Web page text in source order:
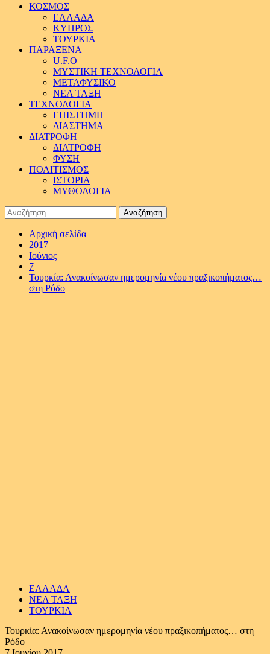
ΚΟΣΜΟΣ
ΕΛΛΑΔΑ
ΚΥΠΡΟΣ
ΤΟΥΡΚΙΑ
ΠΑΡΑΞΕΝΑ
U.F.O
ΜΥΣΤΙΚΗ ΤΕΧΝΟΛΟΓΙΑ
ΜΕΤΑΦΥΣΙΚΟ
ΝΕΑ ΤΑΞΗ
ΤΕΧΝΟΛΟΓΙΑ
ΕΠΙΣΤΗΜΗ
ΔΙΑΣΤΗΜΑ
ΔΙΑΤΡΟΦΗ
ΔΙΑΤΡΟΦΗ
ΦΥΣΗ
ΠΟΛΙΤΙΣΜΟΣ
ΙΣΤΟΡΙΑ
ΜΥΘΟΛΟΓΙΑ
Αναζήτηση
για:
Αρχική σελίδα
2017
Ιούνιος
7
Τουρκία: Ανακοίνωσαν ημερομηνία νέου πραξικοπήματος…
στη Ρόδο
ΕΛΛΑΔΑ
ΝΕΑ ΤΑΞΗ
ΤΟΥΡΚΙΑ
Τουρκία: Ανακοίνωσαν ημερομηνία νέου πραξικοπήματος… στη
Ρόδο